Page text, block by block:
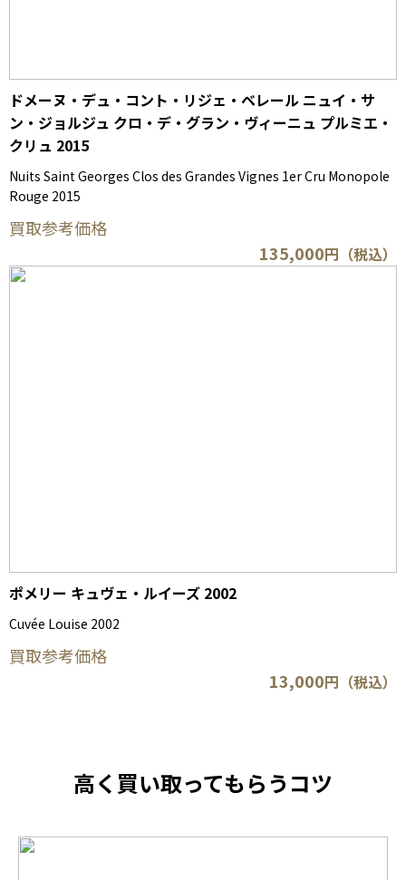
ドメーヌ・デュ・コント・リジェ・ベレール ニュイ・サ
ン・ジョルジュ クロ・デ・グラン・ヴィーニュ プルミエ・
クリュ 2015
Nuits Saint Georges Clos des Grandes Vignes 1er Cru Monopole
Rouge 2015
買取参考価格
135,000円（税込）
ポメリー キュヴェ・ルイーズ 2002
Cuvée Louise 2002
買取参考価格
13,000円（税込）
高く買い取ってもらうコツ